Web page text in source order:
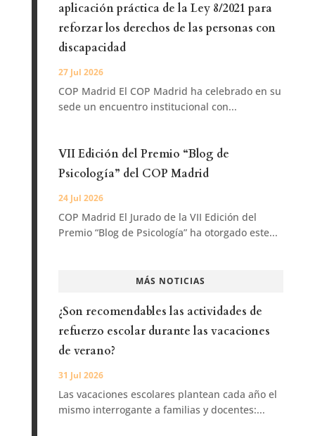
aplicación práctica de la Ley 8/2021 para
reforzar los derechos de las personas con
discapacidad
27 Jul 2026
COP Madrid El COP Madrid ha celebrado en su
sede un encuentro institucional con...
VII Edición del Premio “Blog de
Psicología” del COP Madrid
24 Jul 2026
COP Madrid El Jurado de la VII Edición del
Premio “Blog de Psicología” ha otorgado este...
MÁS NOTICIAS
¿Son recomendables las actividades de
refuerzo escolar durante las vacaciones
de verano?
31 Jul 2026
Las vacaciones escolares plantean cada año el
mismo interrogante a familias y docentes:...